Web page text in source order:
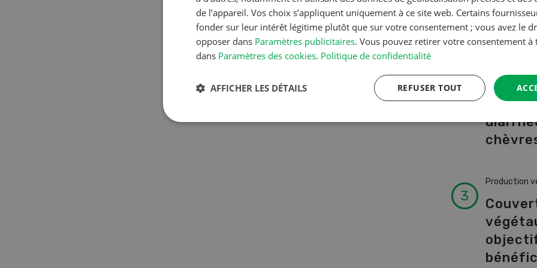
A à Z
Production
faire
Production
de l’appareil. Vos choix s’appliquent uniquement à ce site web. Certains
fonder sur leur intérêt légitime plutôt que sur votre consentement ; vous avez le
opposer dans Paramètres publicitaires. Vous pouvez retirer votre consentement
dans Paramètres des cookies. Politique de confidentialité
REFUSER TOUT
AFFICHER LES DÉTAILS